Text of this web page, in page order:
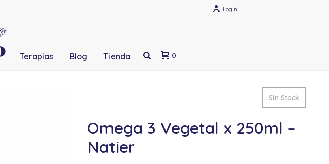
Login
Terapias Blog Tienda 0
Sin Stock
Omega 3 Vegetal x 250ml –
Natier